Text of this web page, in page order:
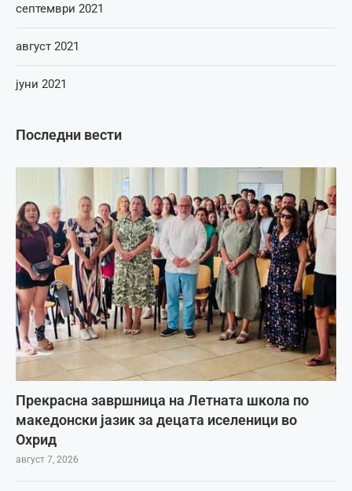
Последни вести
Прекрасна завршница на Летната школа по
македонски јазик за децата иселеници во
Охрид
август 7, 2026
септември 2021
август 2021
јуни 2021